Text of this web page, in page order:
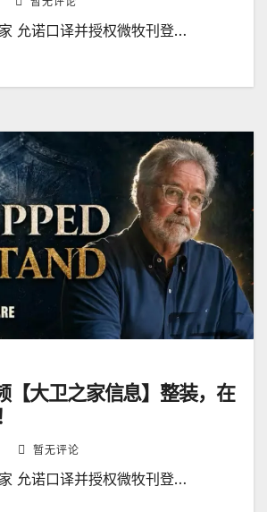
允诺口译并授权微牧刊登…
【大卫之家信息】整装，在
暂无评论
允诺口译并授权微牧刊登…